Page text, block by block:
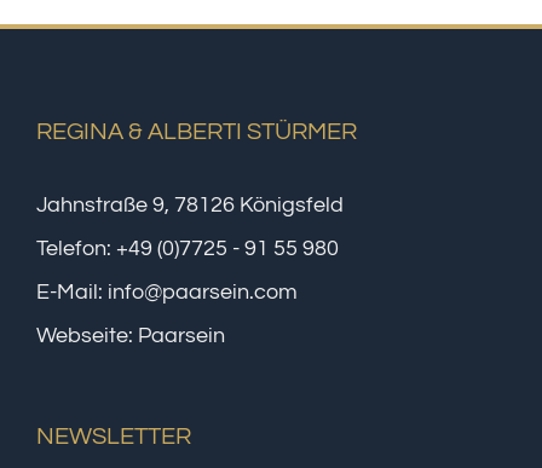
REGINA & ALBERTI STÜRMER
Jahnstraße 9, 78126 Königsfeld
Telefon: +49 (0)7725 - 91 55 980
E-Mail: info@paarsein.com
Webseite: Paarsein
NEWSLETTER